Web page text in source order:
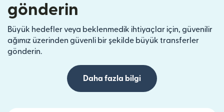
gönderin
Büyük hedefler veya beklenmedik ihtiyaçlar için, güvenilir
ağımız üzerinden güvenli bir şekilde büyük transferler
gönderin.
Daha fazla bilgi